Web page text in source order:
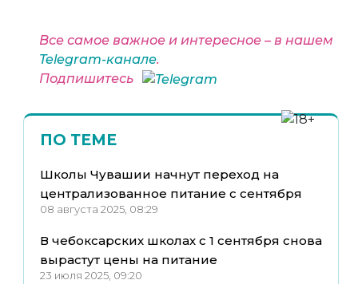
Все самое важное и интересное – в нашем
Telegram-канале.
Подпишитесь
ПО ТЕМЕ
Школы Чувашии начнут переход на
централизованное питание с сентября
08 августа 2025, 08:29
В чебоксарских школах с 1 сентября снова
вырастут цены на питание
23 июля 2025, 09:20